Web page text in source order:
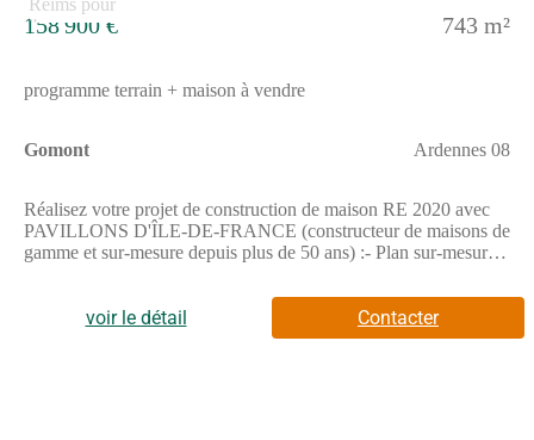
158 900 € 743 m²
programme terrain + maison à vendre
Gomont Ardennes 08
Réalisez votre projet de construction de maison RE 2020 avec
PAVILLONS D'ÎLE-DE-FRANCE (constructeur de maisons de
gamme et sur-mesure depuis plus de 50 ans) :- Plan sur-mesure
Grands choix d'équipements et de prestations- Matériaux de
qualité selon les normes en vigueur- Accompagnement dans le
choix et l’acquisition du terrainDemandez une étude gratuite et
voir le détail Contacter